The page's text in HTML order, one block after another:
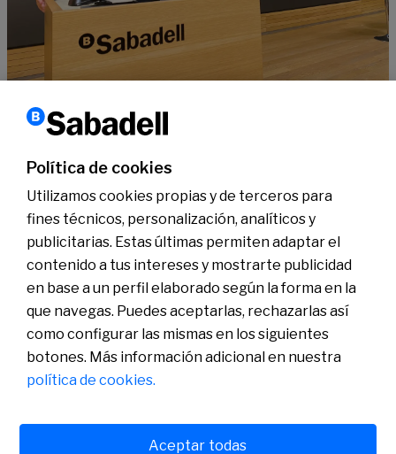
Ciclo DisruptIA con F. Fajula: Europa empieza a cambiar el rumbo
Conócenos
Sala de Prensa
Actualidad
Nos entendemos
Plan de Pensiones de Empleo de Banco Sabadell
Política de cookies
Utilizamos cookies propias y de terceros para
fines técnicos, personalización, analíticos y
publicitarias. Estas últimas permiten adaptar el
contenido a tus intereses y mostrarte publicidad
en base a un perfil elaborado según la forma en la
que navegas. Puedes aceptarlas, rechazarlas así
como configurar las mismas en los siguientes
botones. Más información adicional en nuestra
política de cookies.
Aceptar todas